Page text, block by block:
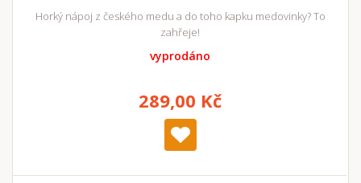
Horký nápoj z českého medu a do toho kapku medovinky? To
zahřeje!
vyprodáno
289,00 Kč